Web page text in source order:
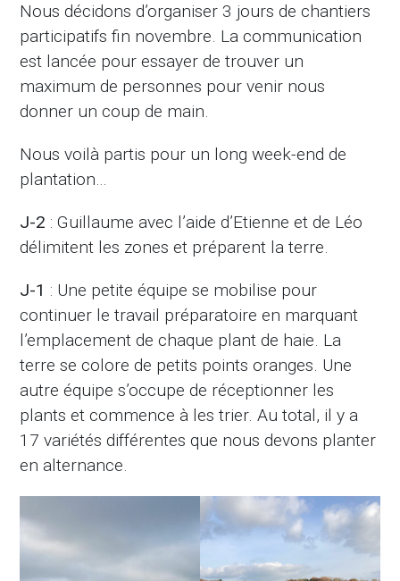
Nous décidons d’organiser 3 jours de chantiers
participatifs fin novembre. La communication
est lancée pour essayer de trouver un
maximum de personnes pour venir nous
donner un coup de main.
Nous voilà partis pour un long week-end de
plantation…
J-2 : Guillaume avec l’aide d’Etienne et de Léo
délimitent les zones et préparent la terre.
J-1 : Une petite équipe se mobilise pour
continuer le travail préparatoire en marquant
l’emplacement de chaque plant de haie. La
terre se colore de petits points oranges. Une
autre équipe s’occupe de réceptionner les
plants et commence à les trier. Au total, il y a
17 variétés différentes que nous devons planter
en alternance.